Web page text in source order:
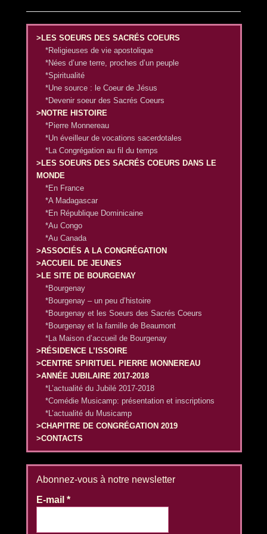
>LES SOEURS DES SACRÉS COEURS
*Religieuses de vie apostolique
*Nées d’une terre, proches d’un peuple
*Spiritualité
*Une source : le Coeur de Jésus
*Devenir soeur des Sacrés Coeurs
>NOTRE HISTOIRE
*Pierre Monnereau
*Un éveilleur de vocations sacerdotales
*La Congrégation au fil du temps
>LES SOEURS DES SACRÉS COEURS DANS LE
MONDE
*En France
*A Madagascar
*En République Dominicaine
*Au Congo
*Au Canada
>ASSOCIÉS A LA CONGRÉGATION
>ACCUEIL DE JEUNES
>LE SITE DE BOURGENAY
*Bourgenay
*Bourgenay – un peu d’histoire
*Bourgenay et les Soeurs des Sacrés Coeurs
*Bourgenay et la famille de Beaumont
*La Maison d’accueil de Bourgenay
>RÉSIDENCE L’ISSOIRE
>CENTRE SPIRITUEL PIERRE MONNEREAU
>ANNÉE JUBILAIRE 2017-2018
*L’actualité du Jubilé 2017-2018
*Comédie Musicamp: présentation et inscriptions
*L’actualité du Musicamp
>CHAPITRE DE CONGRÉGATION 2019
>CONTACTS
Abonnez-vous à notre newsletter
E-mail*